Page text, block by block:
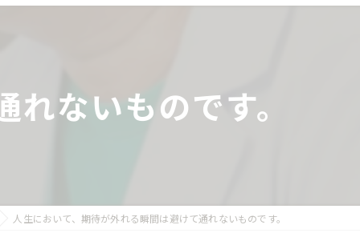
家族
ないものです。
人生において、期待が外れる瞬間は避けて通れないものです。